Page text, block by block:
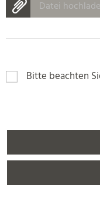
Datei
Bitte beachten